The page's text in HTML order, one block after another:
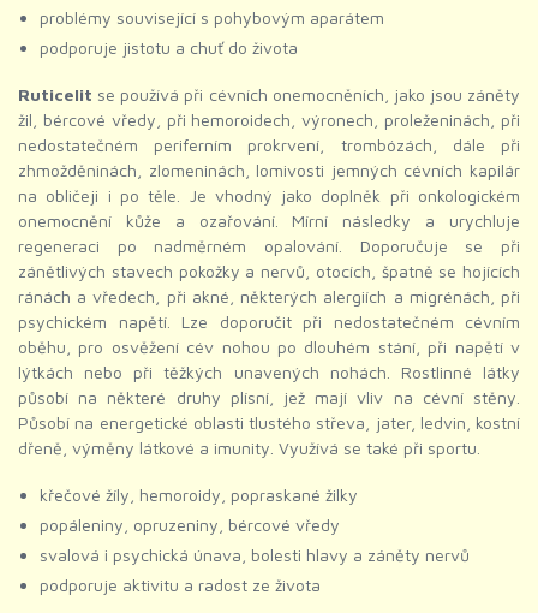
problémy související s pohybovým aparátem
podporuje jistotu a chuť do života
Ruticelit se používá při cévních onemocněních, jako jsou záněty
žil, bércové vředy, při hemoroidech, výronech, proleženinách, při
nedostatečném periferním prokrvení, trombózách, dále při
zhmožděninách, zlomeninách, lomivosti jemných cévních kapilár
na obličeji i po těle. Je vhodný jako doplněk při onkologickém
onemocnění kůže a ozařování. Mírní následky a urychluje
regeneraci po nadměrném opalování. Doporučuje se při
zánětlivých stavech pokožky a nervů, otocích, špatně se hojících
ránách a vředech, při akné, některých alergiích a migrénách, při
psychickém napětí. Lze doporučit při nedostatečném cévním
oběhu, pro osvěžení cév nohou po dlouhém stání, při napětí v
lýtkách nebo při těžkých unavených nohách. Rostlinné látky
působí na některé druhy plísní, jež mají vliv na cévní stěny.
Působí na energetické oblasti tlustého střeva, jater, ledvin, kostní
dřeně, výměny látkové a imunity. Využívá se také při sportu.
křečové žíly, hemoroidy, popraskané žilky
popáleniny, opruzeniny, bércové vředy
svalová i psychická únava, bolesti hlavy a záněty nervů
podporuje aktivitu a radost ze života